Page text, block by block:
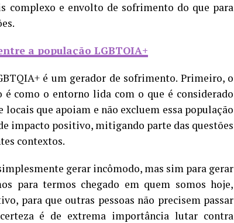
complexo e envolto de sofrimento do que para
a população LGBTQIA+
é um gerador de sofrimento. Primeiro, o
como o entorno lida com o que é considerado
locais que apoiam e não excluem essa população
impacto positivo, mitigando parte das questões
contextos.
gerar incômodo, mas sim para gerar
para termos chegado em quem somos hoje,
para que outras pessoas não precisem passar
é de extrema importância lutar contra